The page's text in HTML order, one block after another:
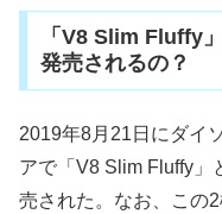
「V8 Slim Fluffy
発売されるの？
2019年8月21日にダイ
アで「V8 Slim Fluffy」
売された。なお、この